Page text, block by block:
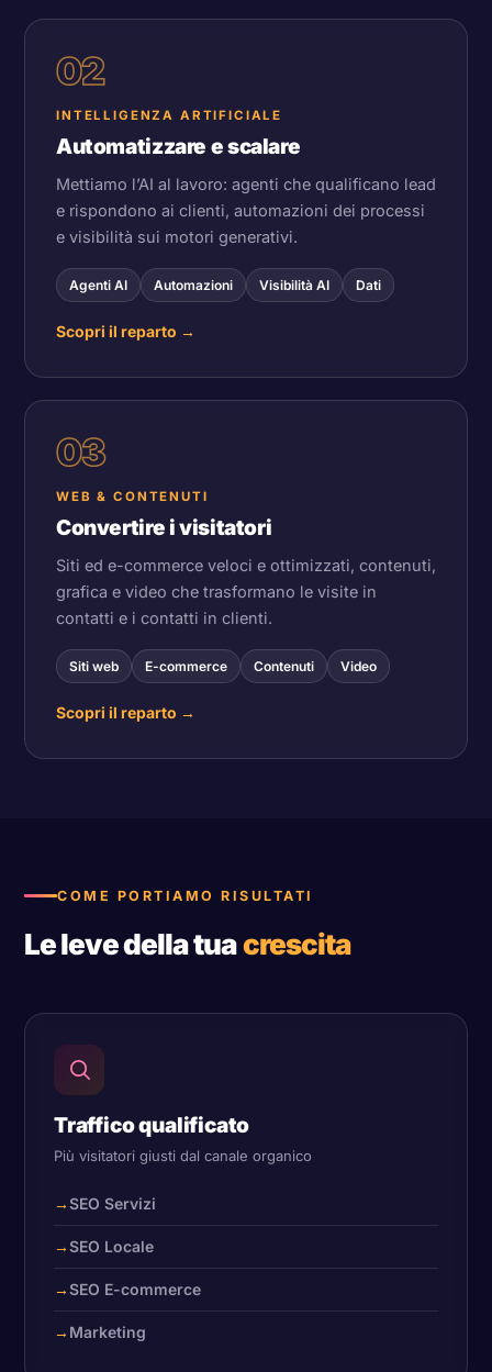
02
INTELLIGENZA ARTIFICIALE
Automatizzare e scalare
Mettiamo l’AI al lavoro: agenti che qualificano lead
e rispondono ai clienti, automazioni dei processi
e visibilità sui motori generativi.
Agenti AI Automazioni Visibilità AI Dati
Scopri il reparto →
03
WEB & CONTENUTI
Convertire i visitatori
Siti ed e-commerce veloci e ottimizzati, contenuti,
grafica e video che trasformano le visite in
contatti e i contatti in clienti.
Siti web E-commerce Contenuti Video
Scopri il reparto →
COME PORTIAMO RISULTATI
Le leve della tuacrescita
Traffico qualificato
Più visitatori giusti dal canale organico
SEO Servizi
SEO Locale
SEO E-commerce
Marketing